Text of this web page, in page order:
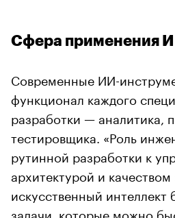
Сфера применения
Современные ИИ-
функционал каждого
разработки — аналитика,
тестировщика. «Роль
рутинной разработки к
архитектурой и
искусственный интеллект
задачи, которые можно